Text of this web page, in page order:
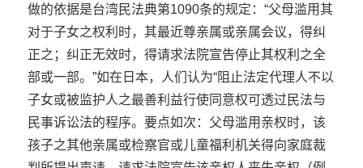
做的依据是台湾民法典第1090条的规定：“父母滥用其
对于子女之权利时，其最近尊亲属或亲属会议，得纠
正之；纠正无效时，得请求法院宣告停止其权利之全
部或一部。”如在日本，人们认为“阻止法定代理人不以
子女或被监护人之最善利益行使同意权可透过民法与
民事诉讼法的程序。要点如次：父母滥用亲权时，该
孩子之其他亲属或检察官或儿童福利机关得向家庭裁